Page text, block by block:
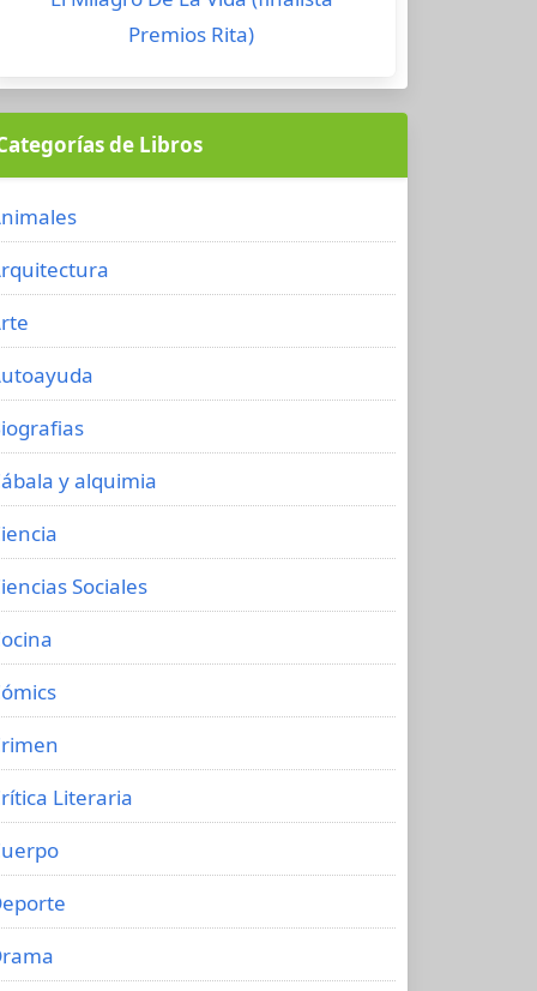
Premios Rita)
de Libros
y alquimia
Sociales
Literaria